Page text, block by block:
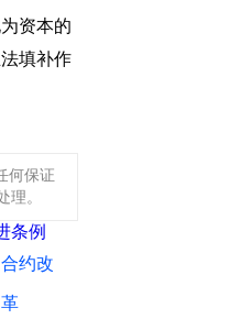
资本的
填补作
何保证
理。
条例
合约改
革